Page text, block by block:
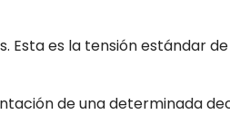
es la tensión estándar
de una determinada